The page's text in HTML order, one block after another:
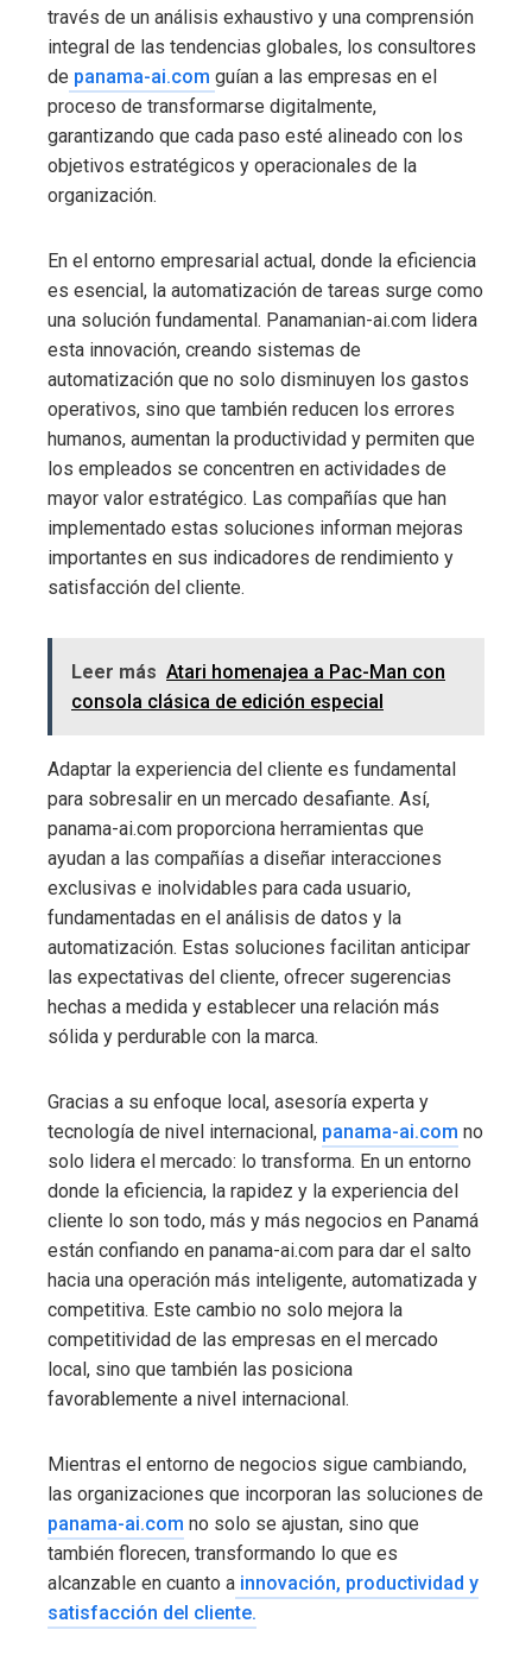
través de un análisis exhaustivo y una comprensión
integral de las tendencias globales, los consultores
de panama-ai.com guían a las empresas en el
proceso de transformarse digitalmente,
garantizando que cada paso esté alineado con los
objetivos estratégicos y operacionales de la
organización.
En el entorno empresarial actual, donde la eficiencia
es esencial, la automatización de tareas surge como
una solución fundamental. Panamanian-ai.com lidera
esta innovación, creando sistemas de
automatización que no solo disminuyen los gastos
operativos, sino que también reducen los errores
humanos, aumentan la productividad y permiten que
los empleados se concentren en actividades de
mayor valor estratégico. Las compañías que han
implementado estas soluciones informan mejoras
importantes en sus indicadores de rendimiento y
satisfacción del cliente.
Leer más Atari homenajea a Pac-Man con
consola clásica de edición especial
Adaptar la experiencia del cliente es fundamental
para sobresalir en un mercado desafiante. Así,
panama-ai.com proporciona herramientas que
ayudan a las compañías a diseñar interacciones
exclusivas e inolvidables para cada usuario,
fundamentadas en el análisis de datos y la
automatización. Estas soluciones facilitan anticipar
las expectativas del cliente, ofrecer sugerencias
hechas a medida y establecer una relación más
sólida y perdurable con la marca.
Gracias a su enfoque local, asesoría experta y
tecnología de nivel internacional, panama-ai.com no
solo lidera el mercado: lo transforma. En un entorno
donde la eficiencia, la rapidez y la experiencia del
cliente lo son todo, más y más negocios en Panamá
están confiando en panama-ai.com para dar el salto
hacia una operación más inteligente, automatizada y
competitiva. Este cambio no solo mejora la
competitividad de las empresas en el mercado
local, sino que también las posiciona
favorablemente a nivel internacional.
Mientras el entorno de negocios sigue cambiando,
las organizaciones que incorporan las soluciones de
panama-ai.com no solo se ajustan, sino que
también florecen, transformando lo que es
alcanzable en cuanto a innovación, productividad y
satisfacción del cliente.